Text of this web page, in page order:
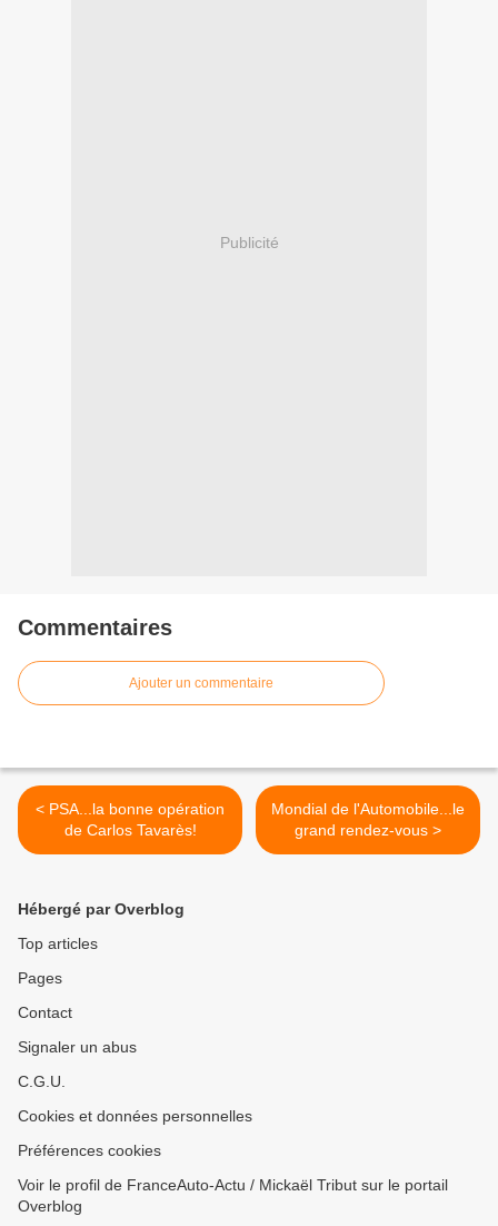
Publicité
Commentaires
Ajouter un commentaire
< PSA...la bonne opération
de Carlos Tavarès!
Mondial de l'Automobile...le
grand rendez-vous >
Hébergé par Overblog
Top articles
Pages
Contact
Signaler un abus
C.G.U.
Cookies et données personnelles
Préférences cookies
Voir le profil de FranceAuto-Actu / Mickaël Tribut sur le portail
Overblog